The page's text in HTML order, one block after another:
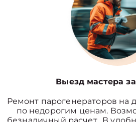
Выезд мастера
Ремонт парогенераторов на
по недорогим ценам.